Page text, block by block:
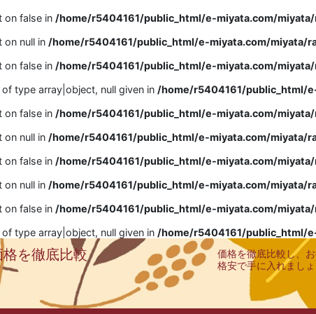
on false in /home/r5404161/public_html/e-miyata.com/
on null in /home/r5404161/public_html/e-miyata.com/miyata/
on false in /home/r5404161/public_html/e-miyata.com/
type array|object, null given in /home/r5404161/public_html/
on false in /home/r5404161/public_html/e-miyata.com/
on null in /home/r5404161/public_html/e-miyata.com/miyata/
on false in /home/r5404161/public_html/e-miyata.com/
on null in /home/r5404161/public_html/e-miyata.com/miyata/
on false in /home/r5404161/public_html/e-miyata.com/
type array|object, null given in /home/r5404161/public_html/
を徹底比較
価格を徹底比較し、
格安で手に入れましょ